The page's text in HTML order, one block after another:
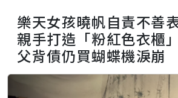
樂天女孩曉帆自責不善
親手打造「粉紅色衣櫃
父背債仍買蝴蝶機淚崩